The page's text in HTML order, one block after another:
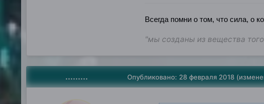
Всегда помни о том, что сила, о
"мы созданы из вещества
......... Опубликовано: 28 февраля 2018